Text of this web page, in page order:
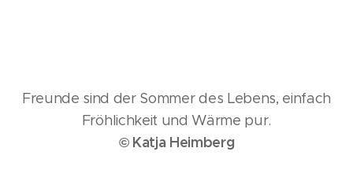
Freunde sind der Sommer des Lebens, einfach
Fröhlichkeit und Wärme pur.
© Katja Heimberg